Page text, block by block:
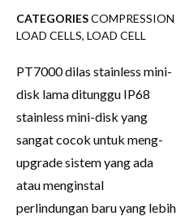
CATEGORIESCOMPRESSION
LOAD CELLS,LOAD CELL
PT7000 dilas stainless mini-
disk lama ditunggu IP68
stainless mini-disk yang
sangat cocok untuk meng-
upgrade sistem yang ada
atau menginstal
perlindungan baru yang lebih